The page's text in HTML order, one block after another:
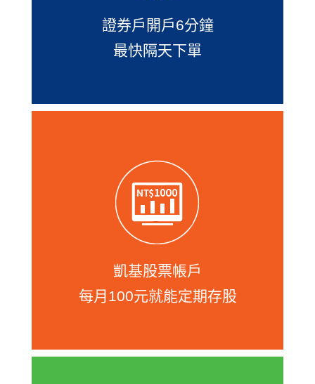
證券戶開戶6分鐘
最快隔天下單
凱基股票帳戶
每月100元就能定期存股
凱基開證券戶提供台股每月100元、美股
每月3,000元就能定期定額投資，還有台
股「自選組合」功能，您可挑選2～99檔
台股或ETF並設定每檔投資比例，每月